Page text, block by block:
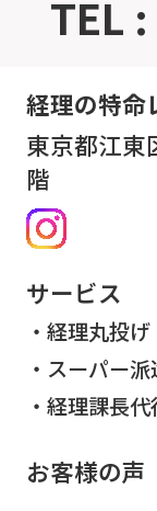
TEL
経理の特命
東京都江
階
サービス
経理丸投げ
スーパー派
経理課長代
お客様の声